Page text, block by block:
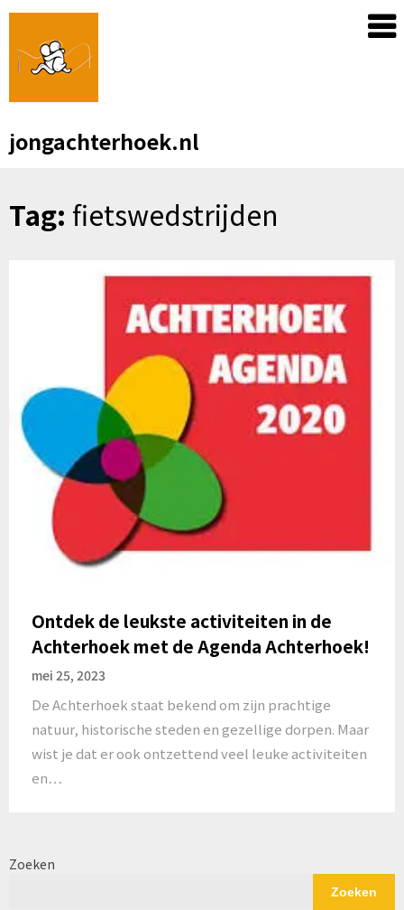
Skip
content
jongachterhoek.nl
Tag: fietswedstrijden
Ontdek de leukste activiteiten in de
Achterhoek met de Agenda Achterhoek!
mei 25, 2023
De Achterhoek staat bekend om zijn prachtige
natuur, historische steden en gezellige dorpen. Maar
wist je dat er ook ontzettend veel leuke activiteiten
en…
Zoeken
Zoeken